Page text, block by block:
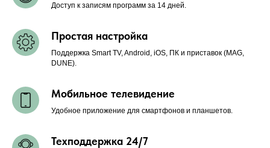
Доступ к записям программ за 14 дней.
Простая настройка
Поддержка Smart TV, Android, iOS, ПК и приставок (MAG,
DUNE).
Мобильное телевидение
Удобное приложение для смартфонов и планшетов.
Техподдержка 24/7